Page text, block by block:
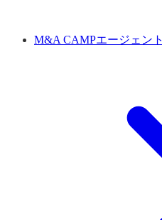
M&A CAMPエージェント